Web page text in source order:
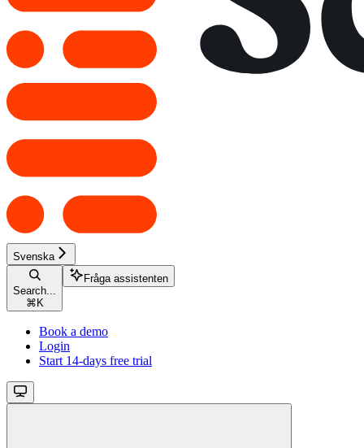
Svenska
Search...
⌘ K
Fråga assistenten
Book a demo
Login
Start 14-days free trial